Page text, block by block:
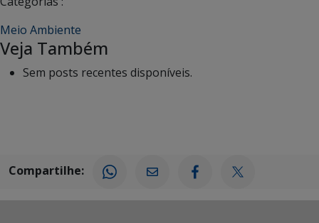
Meio Ambiente
Veja Também
Sem posts recentes disponíveis.
Compartilhe: